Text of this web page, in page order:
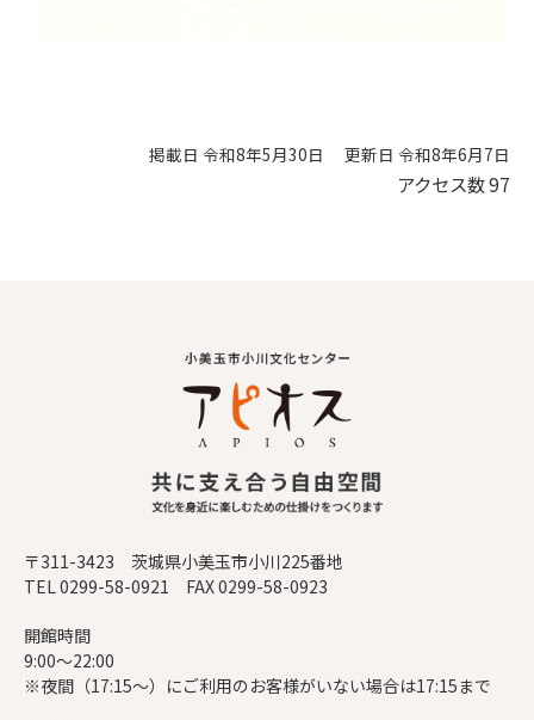
掲載日 令和8年5月30日 更新日 令和8年6月7日
アクセス数97
〒311-3423 茨城県小美玉市小川225番地
TEL 0299-58-0921 FAX 0299-58-0923
開館時間
9:00～22:00
※夜間（17:15～）にご利用のお客様がいない場合は17:15まで